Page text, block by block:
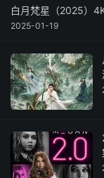
白月梵星（2025）
2025-01-19